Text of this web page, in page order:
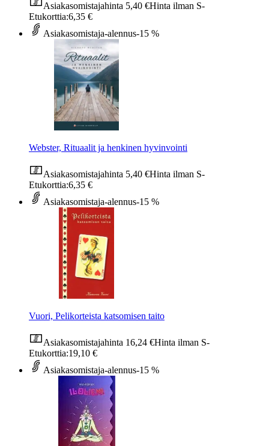
Asiakasomistajahinta 5,40 €Hinta ilman S-
Etukorttia:6,35 €
Asiakasomistaja-alennus-15 %
Webster, Rituaalit ja henkinen hyvinvointi
Asiakasomistajahinta 5,40 €Hinta ilman S-
Etukorttia:6,35 €
Asiakasomistaja-alennus-15 %
Vuori, Pelikorteista katsomisen taito
Asiakasomistajahinta 16,24 €Hinta ilman S-
Etukorttia:19,10 €
Asiakasomistaja-alennus-15 %